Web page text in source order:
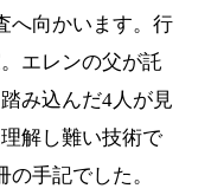
へ向かいます。行
エレンの父が託
み込んだ4人が見
解し難い技術で
手記でした。